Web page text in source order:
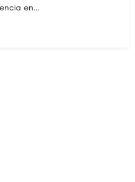
en…